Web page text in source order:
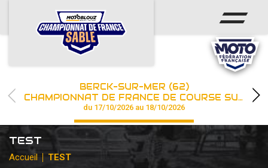
ACCUEIL
ACTUS
CHAMPIONNAT
RÉSULTATS
PHOTOS / WEB TV
BERCK-SUR-MER (62)
CHAMPIONNAT DE FRANCE DE COURSE SUR SABLE
du 17/10/2026 au 18/10/2026
TEST
Accueil TEST